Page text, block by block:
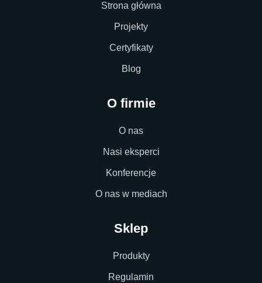
Strona główna
Projekty
Certyfikaty
Blog
O firmie
O nas
Nasi eksperci
Konferencje
O nas w mediach
Sklep
Produkty
Regulamin